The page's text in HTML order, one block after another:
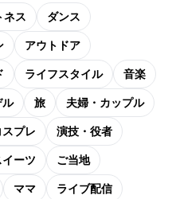
ネス ダンス
アウトドア
ライフスタイル 音楽
ル 旅 夫婦・カップル
スプレ 演技・役者
ーツ ご当地
ママ ライブ配信